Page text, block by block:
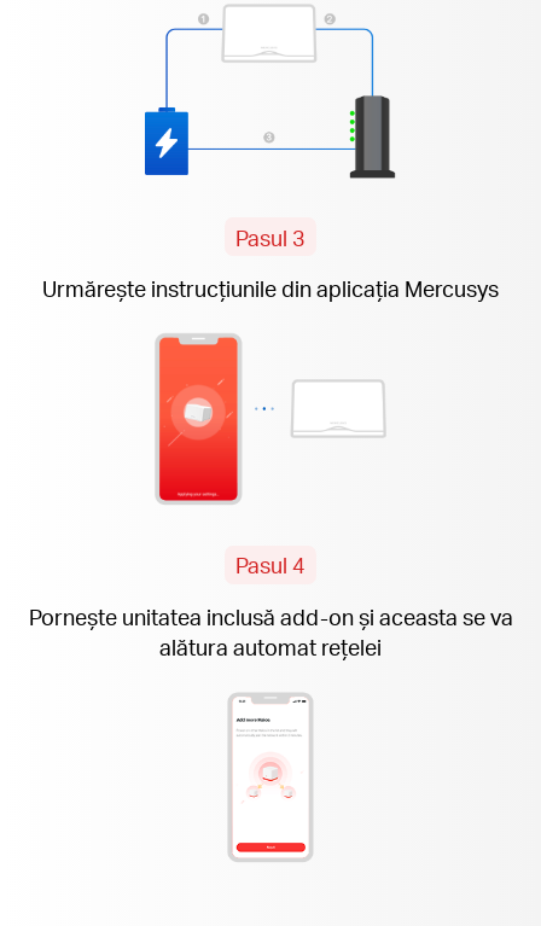
Pasul 3
Urmărește instrucțiunile din aplicația Mercusys
Pasul 4
Pornește unitatea inclusă add-on și aceasta se va
alătura automat rețelei